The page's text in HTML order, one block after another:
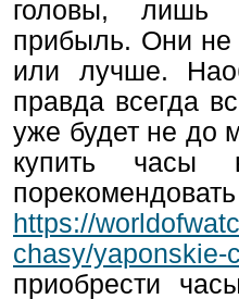
головы, лишь
прибыль. Они не
или лучше.
правда всегда
уже будет не до
купить
https://
chasy/yaponskie-
приобрести